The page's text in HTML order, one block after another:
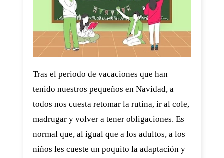
Tras el periodo de vacaciones que han
tenido nuestros pequeños en Navidad, a
todos nos cuesta retomar la rutina, ir al cole,
madrugar y volver a tener obligaciones. Es
normal que, al igual que a los adultos, a los
niños les cueste un poquito la adaptación y